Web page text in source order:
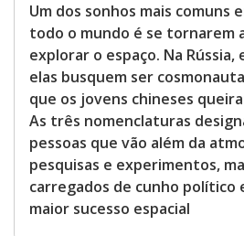
Um dos sonhos mais comuns
todo o mundo é se tornarem
explorar o espaço. Na
elas busquem ser
que os jovens chineses
As três nomenclaturas
pessoas que vão além da
pesquisas e experimentos,
carregados de cunho político
maior sucesso espacial